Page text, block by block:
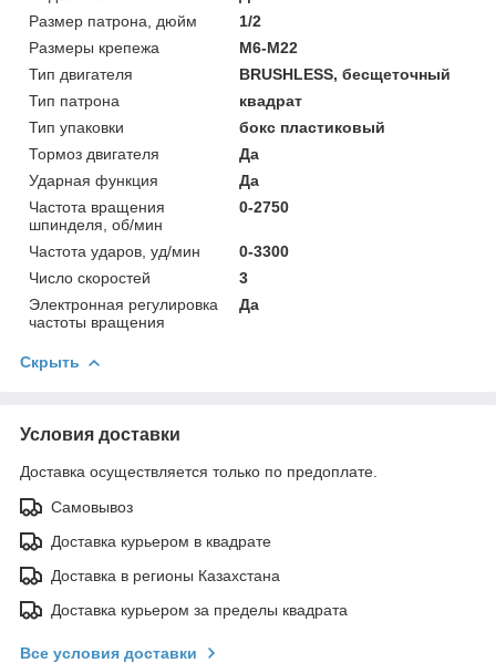
Размер патрона, дюйм
1/2
Размеры крепежа
М6-М22
Тип двигателя
BRUSHLESS, бесщеточный
Тип патрона
квадрат
Тип упаковки
бокс пластиковый
Тормоз двигателя
Да
Ударная функция
Да
Частота вращения
шпинделя, об/мин
0-2750
Частота ударов, уд/мин
0-3300
Число скоростей
3
Электронная регулировка
частоты вращения
Да
Скрыть
Условия доставки
Доставка осуществляется только по предоплате.
Самовывоз
Доставка курьером в квадрате
Доставка в регионы Казахстана
Доставка курьером за пределы квадрата
Все условия доставки